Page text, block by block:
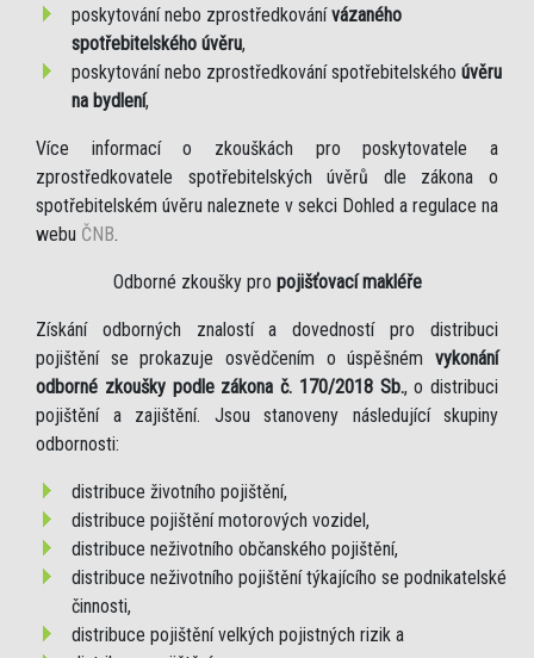
poskytování nebo zprostředkovánívázaného
spotřebitelského úvěru,
poskytování nebo zprostředkování spotřebitelského úvěru
na bydlení,
Více informací o zkouškách pro poskytovatele a
zprostředkovatele spotřebitelských úvěrů dle zákona o
spotřebitelském úvěru naleznete v sekci Dohled a regulace na
webu ČNB.
Odborné zkoušky pro pojišťovací makléře
Získání odborných znalostí a dovedností pro distribuci
pojištění se prokazuje osvědčením o úspěšném vykonání
odborné zkoušky podle zákona č. 170/2018 Sb., o distribuci
pojištění a zajištění. Jsou stanoveny následující skupiny
odbornosti:
distribuce životního pojištění,
distribuce pojištění motorových vozidel,
distribuce neživotního občanského pojištění,
distribuce neživotního pojištění týkajícího se podnikatelské
činnosti,
distribuce pojištění velkých pojistných rizik a